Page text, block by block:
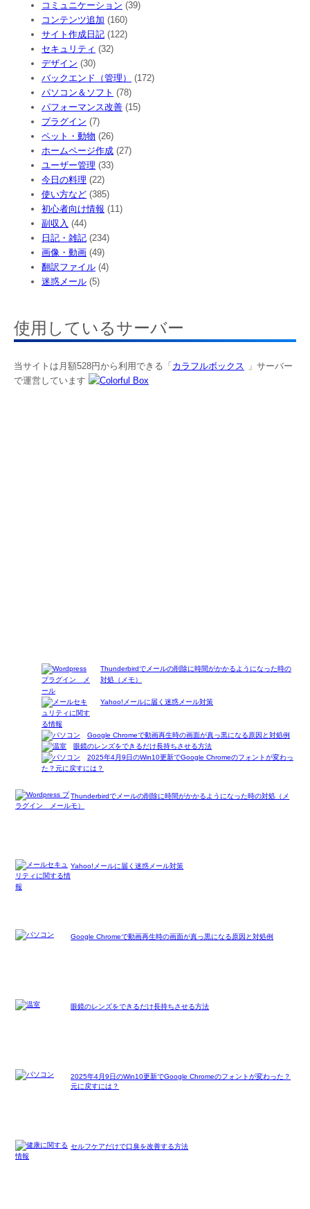
コミュニケーション (39)
コンテンツ追加 (160)
サイト作成日記 (122)
セキュリティ (32)
デザイン (30)
バックエンド（管理）
(172)
パソコン＆ソフト (78)
パフォーマンス改善 (15)
プラグイン (7)
ペット・動物 (26)
ホームページ作成 (27)
ユーザー管理 (33)
今日の料理 (22)
使い方など (385)
初心者向け情報 (11)
副収入 (44)
日記・雑記 (234)
画像・動画 (49)
翻訳ファイル (4)
迷惑メール (5)
使用しているサーバー
当サイトは月額528円から利用できる「 カラフルボックス
」サーバー
で運営しています
Thunderbirdでメールの削除に時間がかかるようになった時の
対処（メモ）
Yahoo!メールに届く迷惑メール対策
Google Chromeで動画再生時の画面が真っ黒になる原因と対処例
眼鏡のレンズをできるだけ長持ちさせる方法
2025年4月9日のWin10更新でGoogle Chromeのフォントが変わっ
た？元に戻すには？
Thunderbirdでメールの削除に時間がかかるようになった時の対処（メ
モ）
Yahoo!メールに届く迷惑メール対策
Google Chromeで動画再生時の画面が真っ黒になる原因と対処例
眼鏡のレンズをできるだけ長持ちさせる方法
2025年4月9日のWin10更新でGoogle Chromeのフォントが変わった？
元に戻すには？
セルフケアだけで口臭を改善する方法